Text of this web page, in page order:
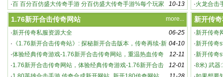
英雄合击传奇：新开版本，强势来袭！
10-13
·百 百分百仿盛大传奇手游 分百仿盛大传奇手游%每个玩家
都能
奇主
·火龙合击
游 都
more...
1.76新开合击传奇网站
06-25
·新开传奇私服资源大全
04-10
· 《1.76新开合击传奇站》: 探秘新开合击版本，传奇再续-新
开合击传奇站：游戏特色与玩法深度解析
12-11
·体验经典传奇游戏-1.76新开合击传奇网站，重温热血传奇
12-01
·1.76新开合击传奇网站，体验经典传奇游戏-1.76新开合击
新开传
·新开传奇
·新开传奇
家必知的
·新开传奇
奇sf
·8米) 武器